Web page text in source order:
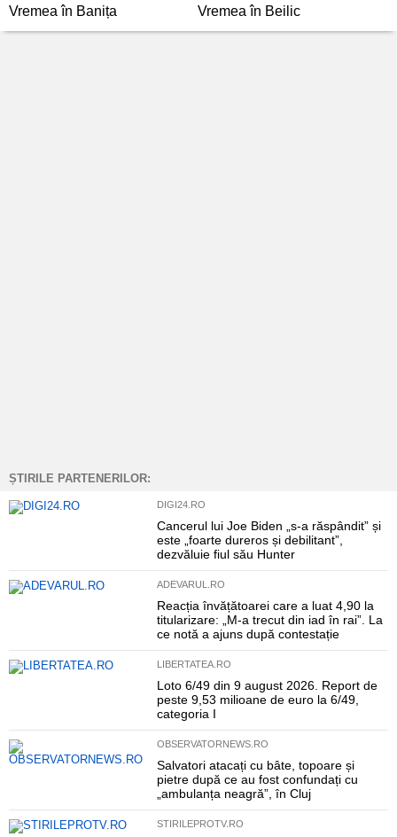
Vremea în Banița Vremea în Beilic
ȘTIRILE PARTENERILOR:
DIGI24.RO
Cancerul lui Joe Biden „s-a răspândit” și
este „foarte dureros și debilitant”,
dezvăluie fiul său Hunter
ADEVARUL.RO
Reacția învățătoarei care a luat 4,90 la
titularizare: „M-a trecut din iad în rai”. La
ce notă a ajuns după contestație
LIBERTATEA.RO
Loto 6/49 din 9 august 2026. Report de
peste 9,53 milioane de euro la 6/49,
categoria I
OBSERVATORNEWS.RO
Salvatori atacați cu bâte, topoare și
pietre după ce au fost confundați cu
„ambulanța neagră”, în Cluj
STIRILEPROTV.RO